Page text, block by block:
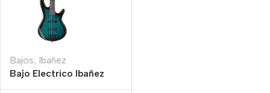
Bajos, Ibañez
Bajo Electrico Ibañez
GSR280QA TMS Azul